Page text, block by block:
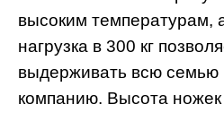
высоким температурам,
нагрузка в 300 кг
выдерживать всю
компанию. Высота ножек